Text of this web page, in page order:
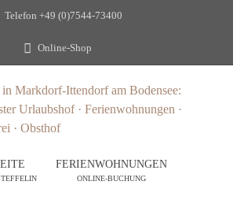
Telefon +49 (0)7544-73400
Online-Shop
FERIENWOHNUNGEN
ONLINE-BUCHUNG